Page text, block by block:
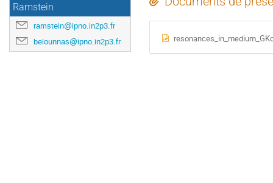
Ramstein
ramstein@ipno.in2p3.fr
belounnas@ipno.in2p3.fr